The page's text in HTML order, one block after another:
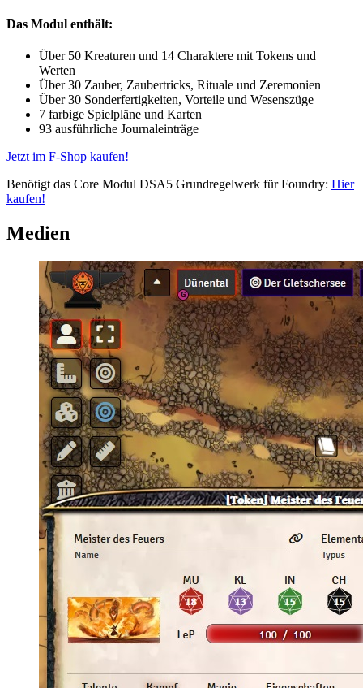
Das Modul enthält:
Über 50 Kreaturen und 14 Charaktere mit Tokens und
Werten
Über 30 Zauber, Zaubertricks, Rituale und Zeremonien
Über 30 Sonderfertigkeiten, Vorteile und Wesenszüge
7 farbige Spielpläne und Karten
93 ausführliche Journaleinträge
Jetzt im F-Shop kaufen!
Benötigt das Core Modul DSA5 Grundregelwerk für Foundry: Hier
kaufen!
Medien